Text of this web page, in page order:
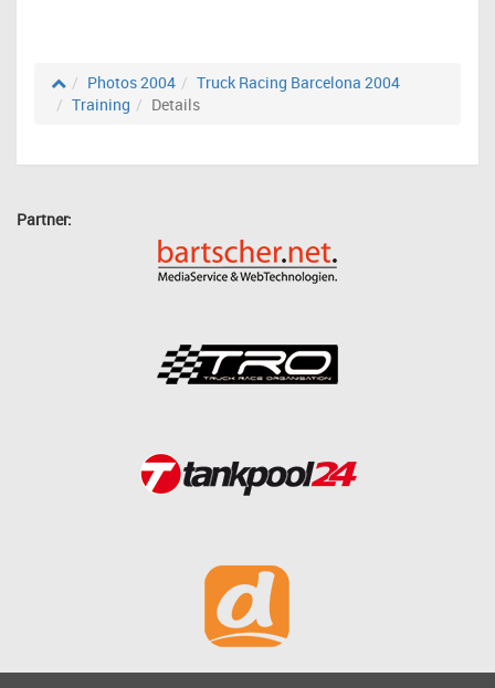
Photos 2004
Truck Racing Barcelona 2004
Training
Details
Partner: